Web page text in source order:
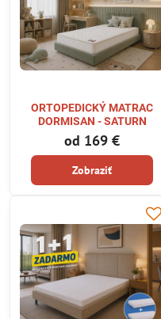
ORTOPEDICKÝ MATRAC
DORMISAN - SATURN
od 169 €
Zobraziť